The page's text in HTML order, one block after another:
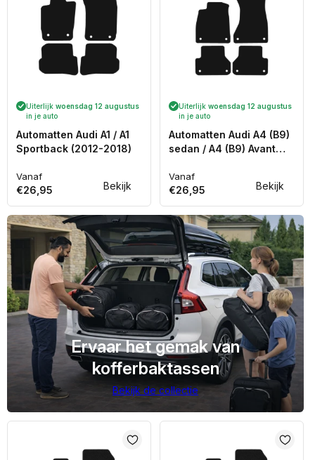
Bekijk
Uiterlijk woensdag 12 augustus
in je auto
Automatten Audi A1 / A1
Sportback (2012-2018)
Normale
prijs
Vanaf
€26,95 Bekijk
Uiterlijk woensdag 12 augustus
in je auto
Automatten Audi A4 (B9)
sedan / A4 (B9) Avant
Heden)
Normale
prijs
Vanaf
€26,95
Ervaar het gemak van
kofferbaktassen
Bekijk de collectie